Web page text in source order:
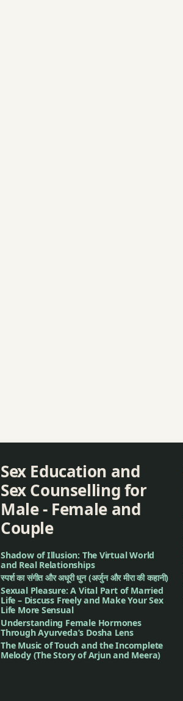
Sex Education and
Sex Counselling for
Male - Female and
Couple
Shadow of Illusion: The Virtual World
and Real Relationships
स्पर्श का संगीत और अधूरी धुन (अर्जुन और मीरा की कहानी)
Sexual Pleasure: A Vital Part of Married
Life – Discuss Freely and Make Your Sex
Life More Sensual
Understanding Female Hormones
Through Ayurveda’s Dosha Lens
The Music of Touch and the Incomplete
Melody (The Story of Arjun and Meera)